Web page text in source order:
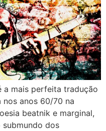
a mais perfeita tradução
anos 60/70 na
beatnik e marginal,
dos